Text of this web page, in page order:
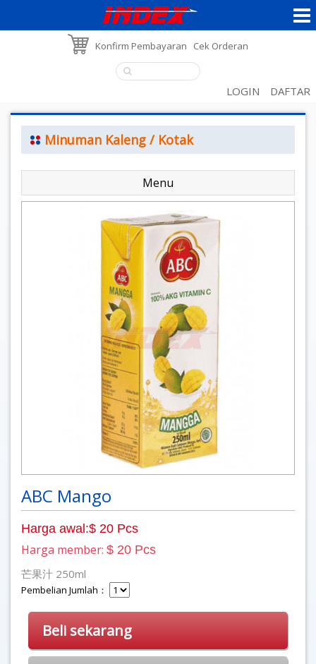
Konfirm Pembayaran Cek Orderan
LOGIN DAFTAR
Minuman Kaleng / Kotak
Menu
ABC Mango
Harga awal:$ 20 Pcs
Harga member: $ 20 Pcs
芒果汁 250ml
Pembelian Jumlah：
Beli sekarang